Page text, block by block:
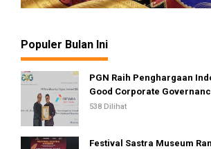
Populer Bulan Ini
PGN Raih Penghargaan
Good Corporate
538 Dilihat
Festival Sastra Museum